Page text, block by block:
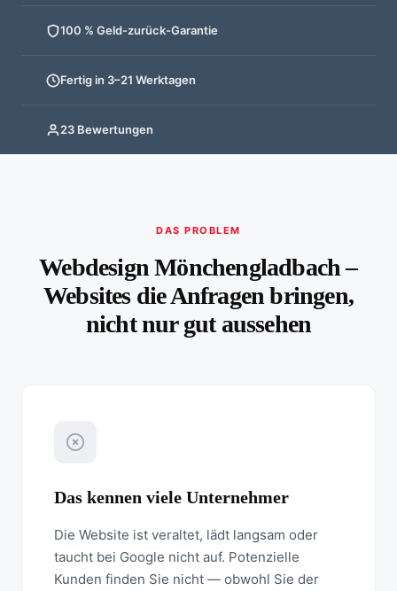
100 % Geld-zurück-Garantie
Fertig in 3–21 Werktagen
23 Bewertungen
DAS PROBLEM
Webdesign Mönchengladbach –
Websites die Anfragen bringen,
nicht nur gut aussehen
Das kennen viele Unternehmer
Die Website ist veraltet, lädt langsam oder
taucht bei Google nicht auf. Potenzielle
Kunden finden Sie nicht — obwohl Sie der